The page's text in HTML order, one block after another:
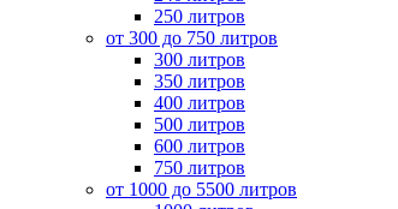
250 литров
от 300 до 750 литров
300 литров
350 литров
400 литров
500 литров
600 литров
750 литров
от 1000 до 5500 литров